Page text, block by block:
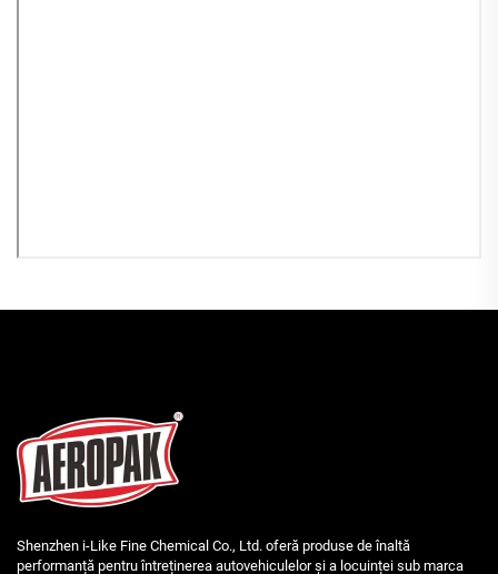
Shenzhen i-Like Fine Chemical Co., Ltd. oferă produse de înaltă
performanță pentru întreținerea autovehiculelor și a locuinței sub marca